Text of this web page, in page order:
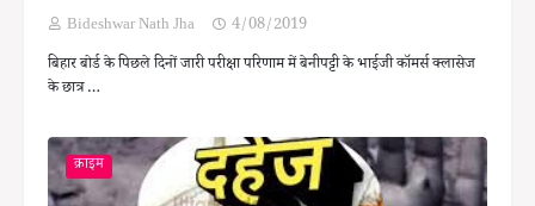
Bideshwar Nath Jha
4/08/2019
बिहार बोर्ड के पिछले दिनों जारी परीक्षा परिणाम में बेनीपट्टी के भाईजी कॉमर्स क्लासेज
के छात्र …
क्राइम